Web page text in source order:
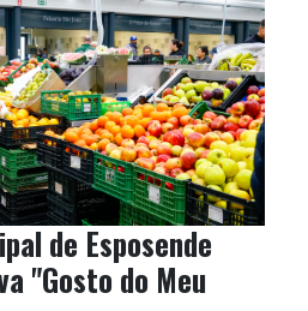
de Esposende
"Gosto do Meu